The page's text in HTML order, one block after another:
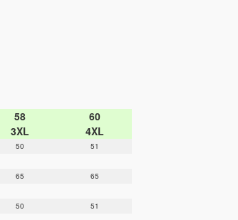
58
3XL
60
4XL
50 51
65 65
50 51